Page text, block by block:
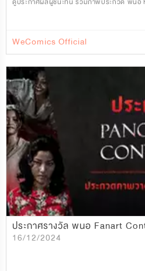
WeComics Official
ประกาศรางวัล พนอ Fanart
16/12/2024